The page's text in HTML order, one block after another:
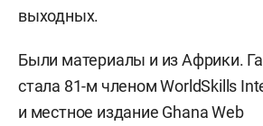
выходных.
Были материалы и из Африки.
стала 81-м членом WorldSkills
и местное издание Ghana Web